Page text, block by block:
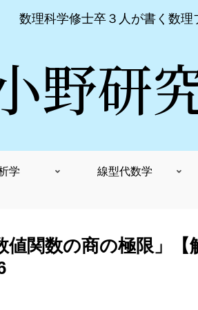
数理科学修士卒３人が書く数理
野研
学 線型代数学
値関数の商の極限」【